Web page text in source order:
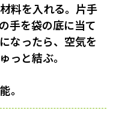
料を入れる。片手
手を袋の底に当て
なったら、空気を
っと結ぶ。
。